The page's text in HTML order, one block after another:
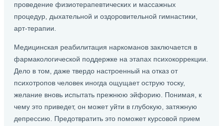
проведение физиотерапевтических и массажных
процедур, дыхательной и оздоровительной гимнастики,
арт-терапии.
Медицинская реабилитация наркоманов заключается в
фармакологической поддержке на этапах психокоррекции.
Дело в том, даже твердо настроенный на отказ от
психотропов человек иногда ощущает острую тоску,
желание вновь испытать прежнюю эйфорию. Понимая, к
чему это приведет, он может уйти в глубокую, затяжную
депрессию. Предотвратить это поможет курсовой прием